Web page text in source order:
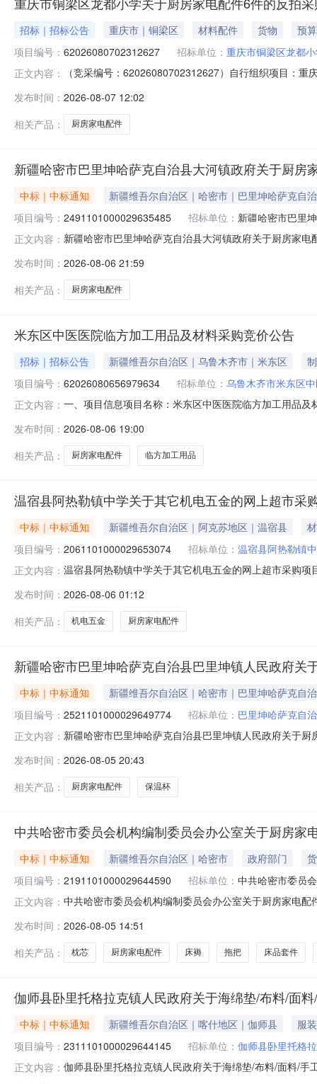
招标｜招标公告 重庆市｜铜梁区 材料配件 货物
预
项目编号： 62026080702312627 招标单位： 重庆市铜梁区龙都
正文内容：
（竞采编号：62026080702312627）自行组织项目：
（元）商品类目:厨房家电配件需求描述:厨房家电配件
发布时间： 2026-08-07 12:02
相关产品：
厨房家电配件
新疆哈密市巴里坤哈萨克自治县大河镇政府关于厨房
中标｜中标通知
新疆维吾尔自治区｜哈密市｜巴里坤哈萨克自
项目编号： 2491101000029635485 招标单位： 新疆哈密市巴里
正文内容： 新疆哈密市巴里坤哈萨克自治县大河镇政府关于厨房家
采购计划金额（元）:项目所在行政区划编码:650521项
发布时间： 2026-08-06 21:59
相关产品：
厨房家电配件
米东区中医医院临方加工用品及材料采购竞价公告
招标｜招标公告 新疆维吾尔自治区｜乌鲁木齐市｜米东区
项目编号： 62026080656979634 招标单位： 乌鲁木齐市米东区
正文内容： 一、项目信息项目名称：米东区中医医院临方加工用品
需求清单商品名称参数要求购买数量控制金额(元)意向品
发布时间： 2026-08-06 19:00
相关产品：
厨房家电配件 临方加工用品
温宿县阿热勒镇中学关于其它机电五金的网上超市采
中标｜中标通知 新疆维吾尔自治区｜阿克苏地区｜温宿县
项目编号： 2061101000029653074 招标单位： 温宿县阿热勒镇
正文内容： 温宿县阿热勒镇中学关于其它机电五金的网上超市采购
（元）:项目所在行政区划编码:652922项目所在行政区
发布时间： 2026-08-06 01:12
相关产品：
机电五金 厨房家电配件
新疆哈密市巴里坤哈萨克自治县巴里坤镇人民政府关
中标｜中标通知
新疆维吾尔自治区｜哈密市｜巴里坤哈萨克自
项目编号： 2521101000029649774 招标单位： 巴里坤哈萨克自
正文内容： 新疆哈密市巴里坤哈萨克自治县巴里坤镇人民政府关于
话:18799119207采购计划文号:采购计划金额（元）:项
发布时间： 2026-08-05 20:43
相关产品：
厨房家电配件 保温杯
中共哈密市委员会机构编制委员会办公室关于厨房家
中标｜中标通知 新疆维吾尔自治区｜哈密市 政府部门
项目编号： 2191101000029644590 招标单位： 中共哈密市委员
正文内容： 中共哈密市委员会机构编制委员会办公室关于厨房家电
划金额（元）:项目所在行政区划编码:650599项目所在
发布时间： 2026-08-05 14:51
相关产品：
枕芯 厨房家电配件 床褥 拖把 床品套件
伽师县卧里托格拉克镇人民政府关于海绵垫/布料/面
中标｜中标通知 新疆维吾尔自治区｜喀什地区｜伽师县
服
项目编号： 2311101000029644145 招标单位： 伽师县卧里托格
正文内容： 伽师县卧里托格拉克镇人民政府关于海绵垫/布料/面料/